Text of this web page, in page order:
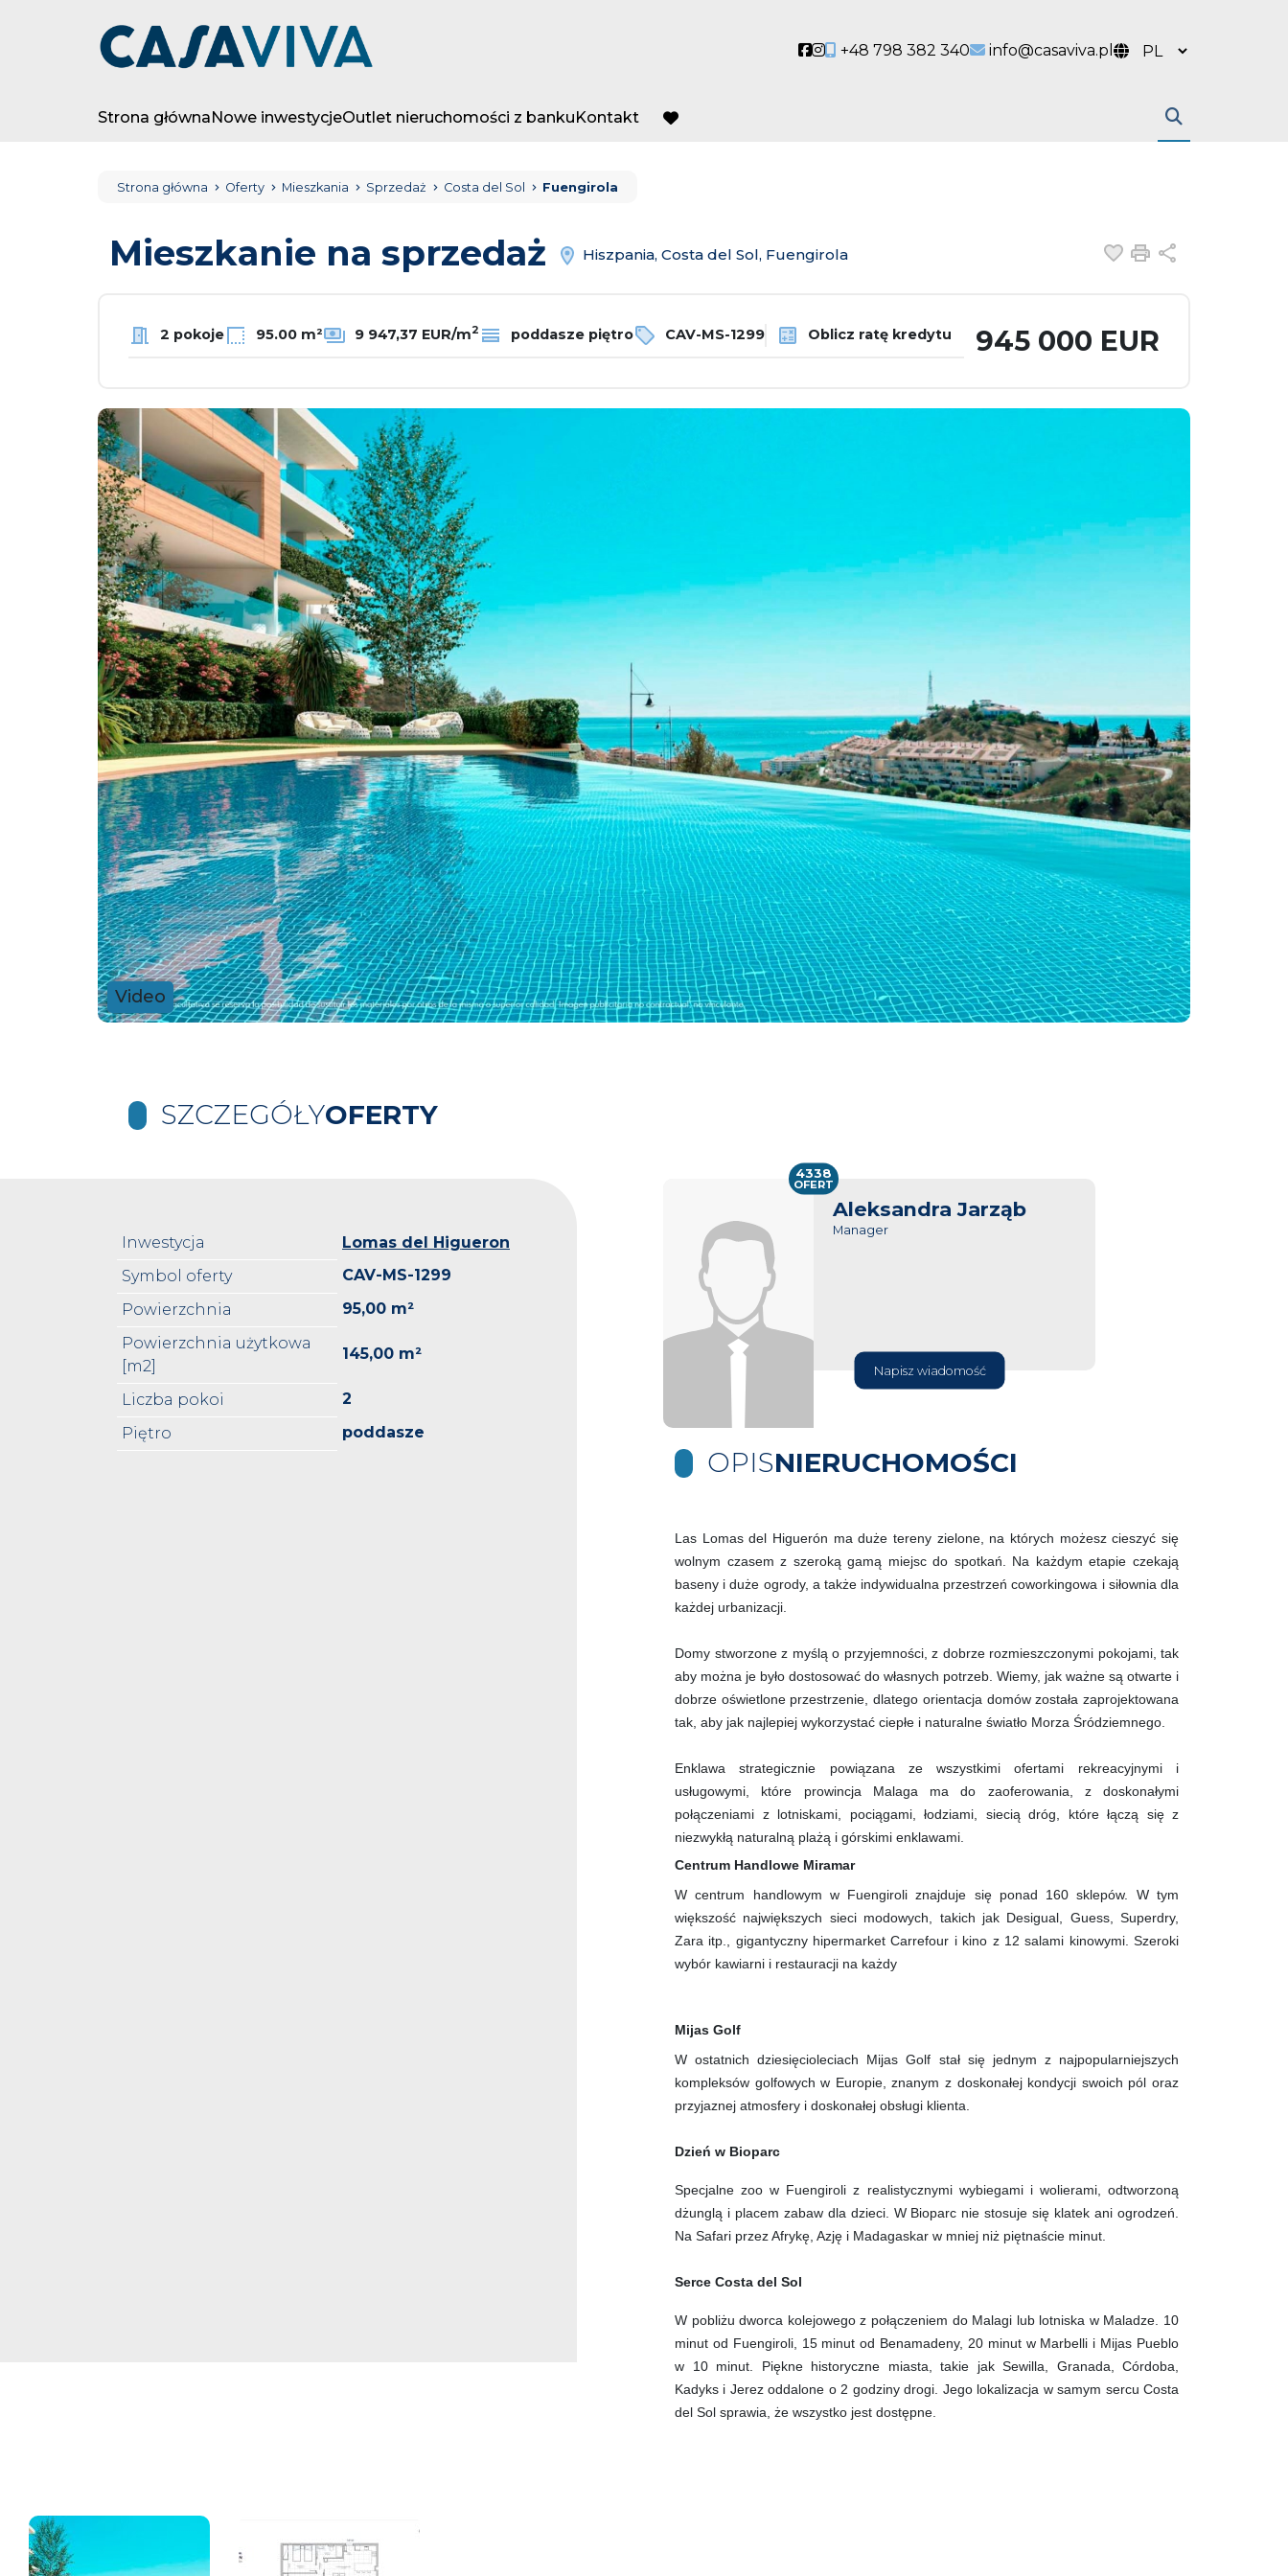
Social link
Social link
+48 798 382 340 info@casaviva.pl
Strona głównaNowe inwestycjeOutlet nieruchomości z bankuKontakt
favorite
Strona główna Oferty Mieszkania Sprzedaż Costa del Sol Fuengirola
Mieszkanie na sprzedaż Hiszpania, Costa del Sol, Fuengirola Dodaj do
Drukuj
2 pokoje 95.00 m² 9 947,37 EUR/m2 poddasze piętro CAV-MS-1299 Oblicz ratę kredytu 945 000 EUR
Video
SZCZEGÓŁYOFERTY
Inwestycja
Lomas del Higueron
Symbol oferty
CAV-MS-1299
Powierzchnia
95,00 m²
Powierzchnia użytkowa
[m2]
145,00 m²
Liczba pokoi
2
Piętro
poddasze
Aleksandra Jarząb
Manager
Napisz wiadomość
4338
OFERT
OPISNIERUCHOMOŚCI
Las Lomas del Higuerón ma duże tereny zielone, na których możesz cieszyć się
wolnym czasem z szeroką gamą miejsc do spotkań. Na każdym etapie czekają
baseny i duże ogrody, a także indywidualna przestrzeń coworkingowa i siłownia dla
każdej urbanizacji.
Domy stworzone z myślą o przyjemności, z dobrze rozmieszczonymi pokojami, tak
aby można je było dostosować do własnych potrzeb. Wiemy, jak ważne są otwarte i
dobrze oświetlone przestrzenie, dlatego orientacja domów została zaprojektowana
tak, aby jak najlepiej wykorzystać ciepłe i naturalne światło Morza Śródziemnego.
Enklawa strategicznie powiązana ze wszystkimi ofertami rekreacyjnymi i
usługowymi, które prowincja Malaga ma do zaoferowania, z doskonałymi
połączeniami z lotniskami, pociągami, łodziami, siecią dróg, które łączą się z
niezwykłą naturalną plażą i górskimi enklawami.
Centrum Handlowe Miramar
W centrum handlowym w Fuengiroli znajduje się ponad 160 sklepów. W tym
większość największych sieci modowych, takich jak Desigual, Guess, Superdry,
Zara itp., gigantyczny hipermarket Carrefour i kino z 12 salami kinowymi. Szeroki
wybór kawiarni i restauracji na każdy
Mijas Golf
W ostatnich dziesięcioleciach Mijas Golf stał się jednym z najpopularniejszych
kompleksów golfowych w Europie, znanym z doskonałej kondycji swoich pól oraz
przyjaznej atmosfery i doskonałej obsługi klienta.
Dzień w Bioparc
Specjalne zoo w Fuengiroli z realistycznymi wybiegami i wolierami, odtworzoną
dżunglą i placem zabaw dla dzieci. W Bioparc nie stosuje się klatek ani ogrodzeń.
Na Safari przez Afrykę, Azję i Madagaskar w mniej niż piętnaście minut.
Serce Costa del Sol
W pobliżu dworca kolejowego z połączeniem do Malagi lub lotniska w Maladze. 10
minut od Fuengiroli, 15 minut od Benamadeny, 20 minut w Marbelli i Mijas Pueblo
w 10 minut. Piękne historyczne miasta, takie jak Sewilla, Granada, Córdoba,
Kadyks i Jerez oddalone o 2 godziny drogi. Jego lokalizacja w samym sercu Costa
del Sol sprawia, że wszystko jest dostępne.